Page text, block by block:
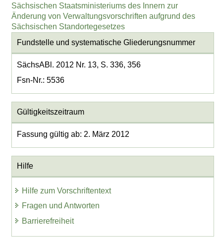
Sächsischen Staatsministeriums des Innern zur
Änderung von Verwaltungsvorschriften aufgrund des
Sächsischen Standortegesetzes
Fundstelle und systematische Gliederungsnummer
SächsABl. 2012 Nr. 13, S. 336, 356
Fsn-Nr.: 5536
Gültigkeitszeitraum
Fassung gültig ab: 2. März 2012
Hilfe
Hilfe zum Vorschriftentext
Fragen und Antworten
Barrierefreiheit